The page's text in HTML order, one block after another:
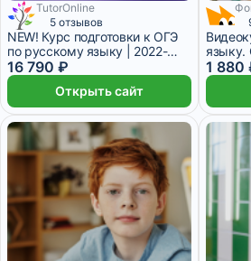
7 месяцев
TutorOnline
5 отзывов
NEW! Курс подготовки к ОГЭ
по русскому языку | 2022-
2023
16 790 ₽
Открыть сайт
языку.
писать
1 880